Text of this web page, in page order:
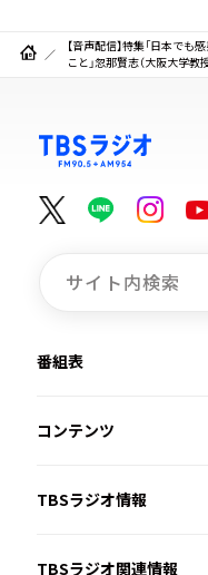
【音声配信】特集「日本でも
こと」忽那賢志（大阪大学
番組表
コンテンツ
TBSラジオ情報
TBSラジオ関連情報